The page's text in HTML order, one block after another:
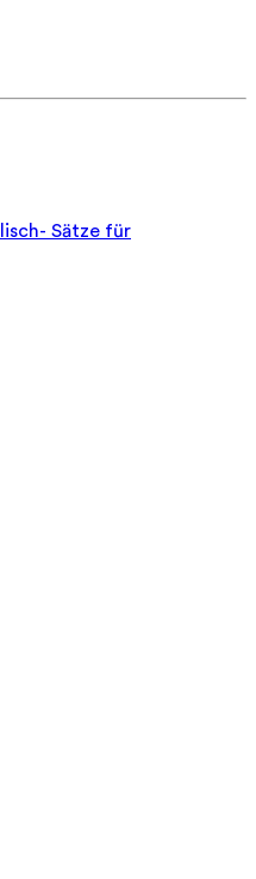
Sätze für